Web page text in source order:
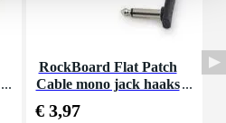
RockBoard Flat Patch
Cable mono jack haaks
€ 3,97